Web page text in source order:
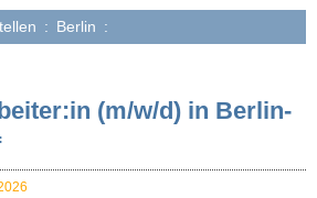
: Berlin :
(m/w/d) in Berlin-